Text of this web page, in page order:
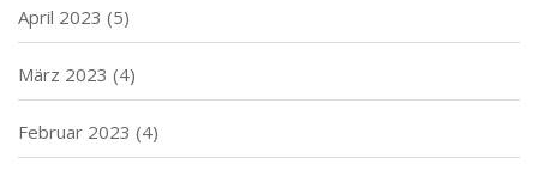
April 2023 (5)
März 2023 (4)
Februar 2023 (4)